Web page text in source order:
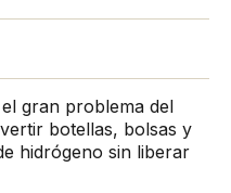
gran problema del
botellas, bolsas y
hidrógeno sin liberar